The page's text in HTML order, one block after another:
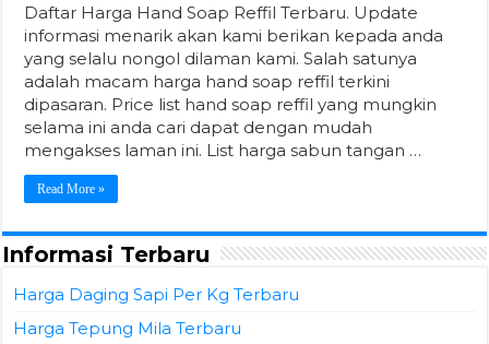
Daftar Harga Hand Soap Reffil Terbaru. Update
informasi menarik akan kami berikan kepada anda
yang selalu nongol dilaman kami. Salah satunya
adalah macam harga hand soap reffil terkini
dipasaran. Price list hand soap reffil yang mungkin
selama ini anda cari dapat dengan mudah
mengakses laman ini. List harga sabun tangan …
Read More »
Informasi Terbaru
Harga Daging Sapi Per Kg Terbaru
Harga Tepung Mila Terbaru